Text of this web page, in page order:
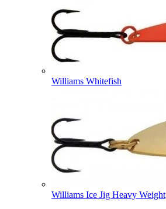
Williams Whitefish
Williams Ice Jig Heavy Weight